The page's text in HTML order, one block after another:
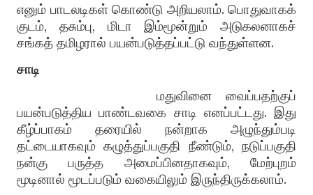
எனும் பாடலடிகள் கொண்டு அறியலாம். பொதுவாகக்
குடம், தசும்பு, மிடா இம்மூன்றும் அடுகலனாகச்
சங்கத் தமிழரால் பயன்படுத்தப்பட்டு வந்துள்ளன.
சாடி
மதுவினை வைப்பதற்குப்
பயன்படுத்தியபாண்டவகை சாடி எனப்பட்டது. இது
கீழ்ப்பாகம் தரையில் நன்றாக அழுந்தும்படி
தட்டையாகவும் கழுத்துப்பகுதி நீண்டும்,நடுப்பகுதி
நன்கு பருத்த அமைப்பினதாகவும்,மேற்புறம்
மூடினால் மூடப்படும் வகையிலும் இருந்திருக்கலாம்.